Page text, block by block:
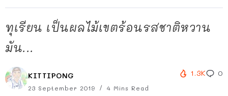
ทุเรียน เป็นผลไม้เขตร้อนรสชาติหวาน
มัน...
KITTIPONG
23 September 2019 4 Mins Read
1.3K 0